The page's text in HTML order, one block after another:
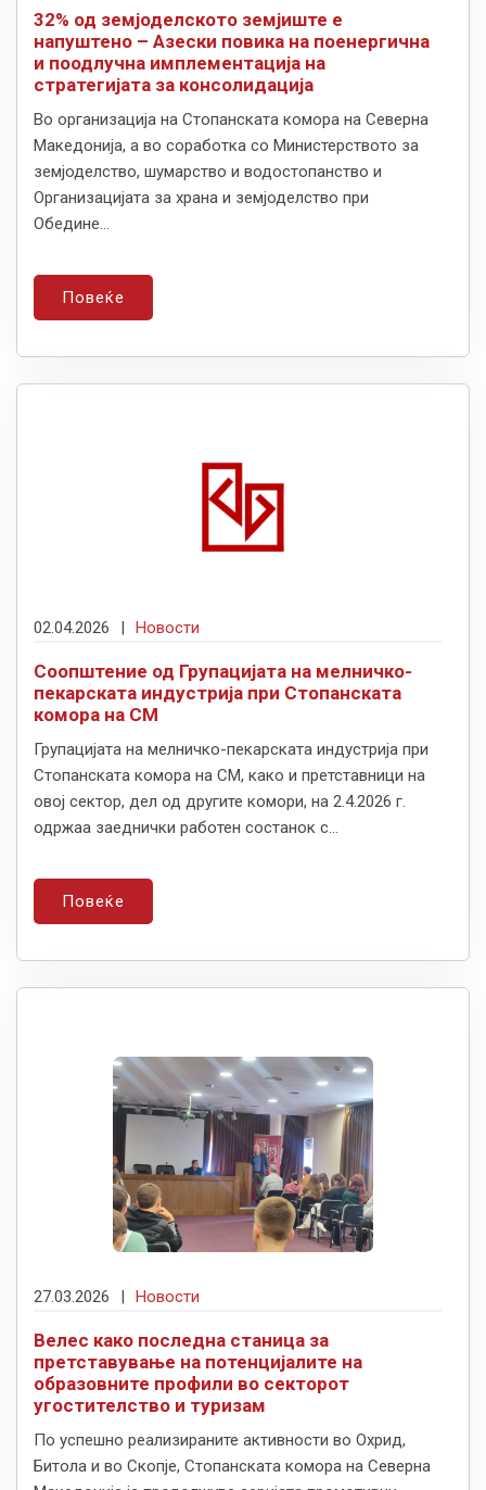
32% од земјоделското земјиште е
напуштено – Азески повика на поенергична
и поодлучна имплементација на
стратегијата за консолидација
Во организација на Стопанската комора на Северна
Македонија, а во соработка со Министерството за
земјоделство, шумарство и водостопанство и
Организацијата за храна и земјоделство при
Обедине...
Повеќе
02.04.2026 | Новости
Соопштение од Групацијата на мелничко-
пекарската индустрија при Стопанската
комора на СМ
Групацијата на мелничко-пекарската индустрија при
Стопанската комора на СМ, како и претставници на
овој сектор, дел од другите комори, на 2.4.2026 г.
одржаа заеднички работен состанок с...
Повеќе
27.03.2026 | Новости
Велес како последна станица за
претставување на потенцијалите на
образовните профили во секторот
угостителство и туризам
По успешно реализираните активности во Охрид,
Битола и во Скопје, Стопанската комора на Северна